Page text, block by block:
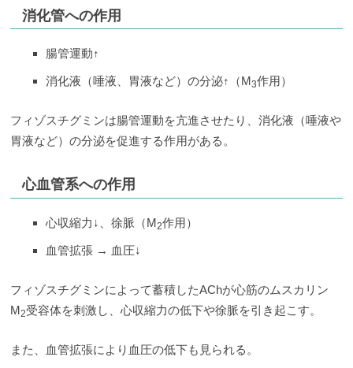
消化管への作用
腸管運動↑
消化液（唾液、胃液など）の分泌↑（M3作用）
フィゾスチグミンは腸管運動を亢進させたり、消化液（唾液や
胃液など）の分泌を促進する作用がある。
心血管系への作用
心収縮力↓、徐脈（M2作用）
血管拡張 → 血圧↓
フィゾスチグミンによって蓄積したAChが心筋のムスカリン
M2受容体を刺激し、心収縮力の低下や徐脈を引き起こす。
また、血管拡張により血圧の低下も見られる。